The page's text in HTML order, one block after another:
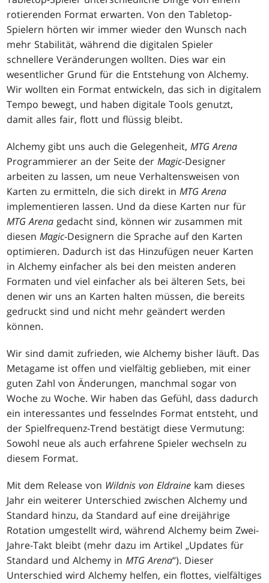
rotierenden Format erwarten. Von den Tabletop-
Spielern hörten wir immer wieder den Wunsch nach
mehr Stabilität, während die digitalen Spieler
schnellere Veränderungen wollten. Dies war ein
wesentlicher Grund für die Entstehung von Alchemy.
Wir wollten ein Format entwickeln, das sich in digitalem
Tempo bewegt, und haben digitale Tools genutzt,
damit alles fair, flott und flüssig bleibt.
Alchemy gibt uns auch die Gelegenheit,MTG Arena
Programmierer an der Seite derMagic-Designer
arbeiten zu lassen, um neue Verhaltensweisen von
Karten zu ermitteln, die sich direkt inMTG Arena
implementieren lassen. Und da diese Karten nur für
MTG Arena gedacht sind, können wir zusammen mit
diesenMagic-Designern die Sprache auf den Karten
optimieren. Dadurch ist das Hinzufügen neuer Karten
in Alchemy einfacher als bei den meisten anderen
Formaten und viel einfacher als bei älteren Sets, bei
denen wir uns an Karten halten müssen, die bereits
gedruckt sind und nicht mehr geändert werden
können.
Wir sind damit zufrieden, wie Alchemy bisher läuft. Das
Metagame ist offen und vielfältig geblieben, mit einer
guten Zahl von Änderungen, manchmal sogar von
Woche zu Woche. Wir haben das Gefühl, dass dadurch
ein interessantes und fesselndes Format entsteht, und
der Spielfrequenz-Trend bestätigt diese Vermutung:
Sowohl neue als auch erfahrene Spieler wechseln zu
diesem Format.
Mit dem Release von Wildnis von Eldraine kam dieses
Jahr ein weiterer Unterschied zwischen Alchemy und
Standard hinzu, da Standard auf eine dreijährige
Rotation umgestellt wird, während Alchemy beim Zwei-
Jahre-Takt bleibt (mehr dazu im Artikel „Updates für
Standard und Alchemy inMTG Arena“). Dieser
Unterschied wird Alchemy helfen, ein flottes, vielfältiges